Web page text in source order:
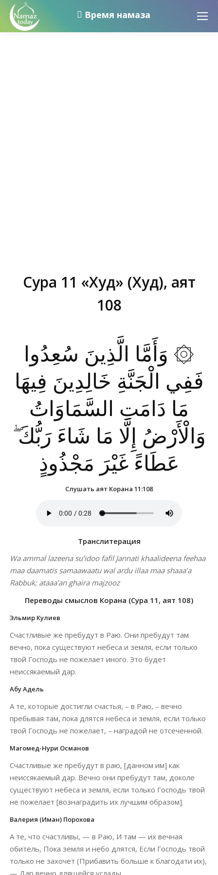
Время намаза
Сура 11 «Худ» (Худ), аят
108
۞ وَأَمَّا الَّذِينَ سُعِدُوا
فَفِي الْجَنَّةِ خَالِدِينَ فِيهَا
مَا دَامَتِ السَّمَاوَاتُ
وَالْأَرْضُ إِلَّا مَا شَاءَ رَبُّكَ ۖ
عَطَاءً غَيْرَ مَجْذُوذٍ
Слушать аят Корана 11:108
Транслитерация
Wa ammal lazeena su’idoo fafil Jannati khaalideena feehaa
maa daamatis samaawaatu wal ardu illaa maa shaaa’a
Rabbuk; ataaa’an ghaira majzooz
Переводы смыслов Корана (Сура 11, аят 108)
Эльмир Кулиев
Счастливые же пребудут в Раю. Они пребудут там
вечно, пока существуют небеса и земля, если только
твой Господь не пожелает иного. Это будет
неиссякаемый дар.
Абу Адель
А те, которые достигли счастья, – в Раю, – вечно
пребывая там, пока длятся небеса и земля, если только
твой Господь не пожелает, – наградой не отсеченной.
Магомед-Нури Османов
Счастливые же пребудут в раю, [данном им] как
неиссякаемый дар. Вечно они пребудут там, доколе
существуют небеса и земля, если только Господь твой
не пожелает [вознаградить их лучшим образом].
Валерия (Иман) Порохова
А те, что счастливы, — в Раю, И там — их вечная
обитель, Пока земля и небо длятся, Если Господь твой
только не захочет (Прибавить больше к благодати их),
— Дар вечно длящейся услады.